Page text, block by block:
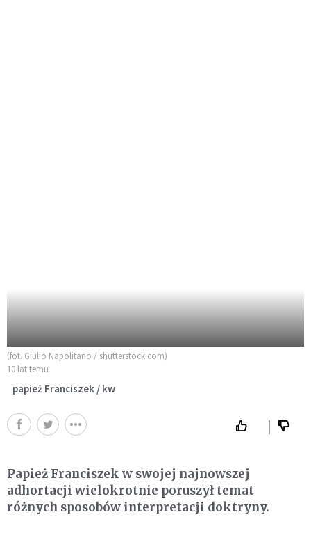
(fot. Giulio Napolitano / shutterstock.com)
10 lat temu
papież Franciszek / kw
Papież Franciszek w swojej najnowszej
adhortacji wielokrotnie poruszył temat
różnych sposobów interpretacji doktryny.